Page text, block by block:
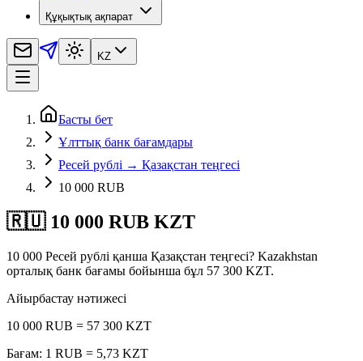
Құқықтық ақпарат
KZ
Басты бет
Ұлттық банк бағамдары
Ресей рублі → Қазақстан теңгесі
10 000 RUB
🇷🇺 10 000 RUB KZT
10 000 Ресей рублі қанша Қазақстан теңгесі? Kazakhstan
орталық банк бағамы бойынша бұл 57 300 KZT.
Айырбастау нәтижесі
10 000 RUB = 57 300 KZT
Бағам: 1 RUB = 5,73 KZT